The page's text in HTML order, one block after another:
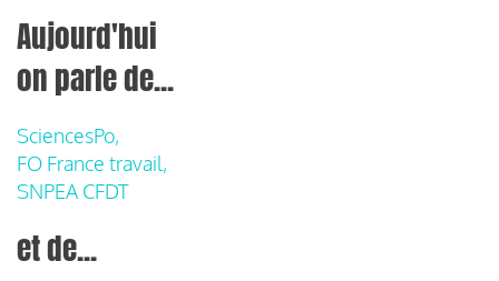
Aujourd'hui
on parle de...
SciencesPo,
FO France travail,
SNPEA CFDT
et de...